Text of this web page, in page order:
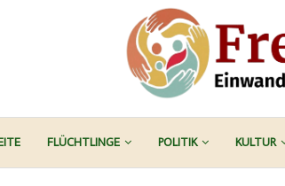
FLÜCHTLINGE POLITIK KULTUR